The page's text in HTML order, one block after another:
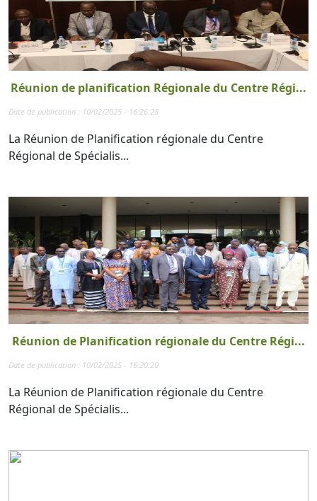
Réunion de planification Régionale du Centre Régi...
Date de publication : 10/02/2025 - 16:26:28
La Réunion de Planification régionale du Centre
Régional de Spécialis...
Réunion de Planification régionale du Centre Régi...
Date de publication : 10/02/2025 - 16:20:20
La Réunion de Planification régionale du Centre
Régional de Spécialis...